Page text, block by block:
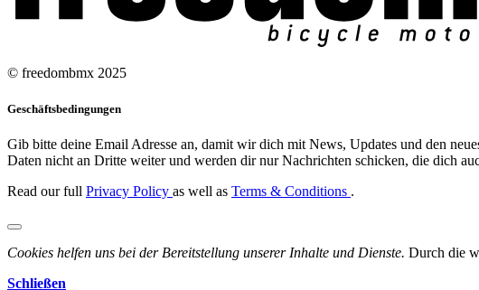
© freedombmx 2025
Geschäftsbedingungen
Gib bitte deine Email Adresse an, damit wir dich mit News, Updates und den
Daten nicht an Dritte weiter und werden dir nur Nachrichten schicken, die dich
Read our full Privacy Policy as well as Terms & Conditions .
Cookies helfen uns bei der Bereitstellung unserer Inhalte und Dienste. Durch die
Schließen